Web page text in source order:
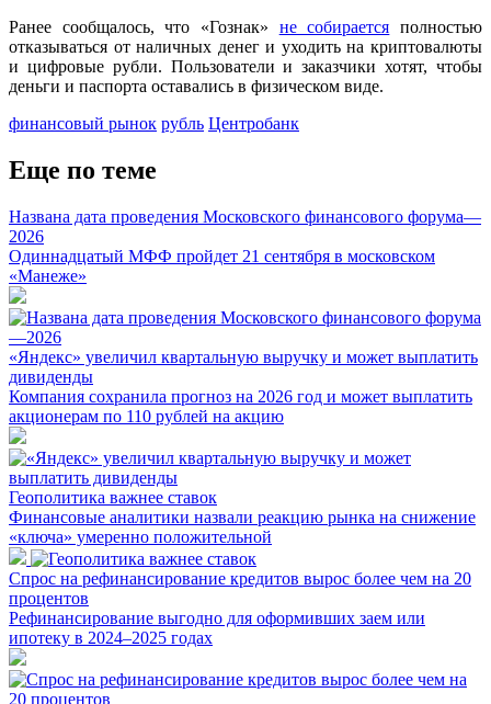
Ранее сообщалось, что «Гознак» не собирается полностью
отказываться от наличных денег и уходить на криптовалюты
и цифровые рубли. Пользователи и заказчики хотят, чтобы
деньги и паспорта оставались в физическом виде.
финансовый рынок рубль Центробанк
Еще по теме
Названа дата проведения Московского финансового форума—
2026
Одиннадцатый МФФ пройдет 21 сентября в московском
«Манеже»
«Яндекс» увеличил квартальную выручку и может выплатить
дивиденды
Компания сохранила прогноз на 2026 год и может выплатить
акционерам по 110 рублей на акцию
Геополитика важнее ставок
Финансовые аналитики назвали реакцию рынка на снижение
«ключа» умеренно положительной
Спрос на рефинансирование кредитов вырос более чем на 20
процентов
Рефинансирование выгодно для оформивших заем или
ипотеку в 2024–2025 годах